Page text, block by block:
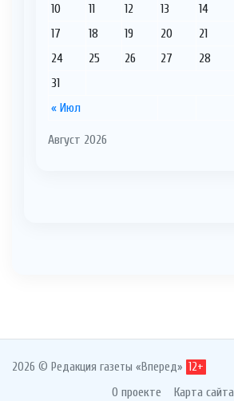
Август 2026
« Июл
10
11 12 13 14
17
18 19 20 21
24
25 26 27 28
31
2026 © Редакция газеты «Вперед» 12+
О проекте Карта сайта